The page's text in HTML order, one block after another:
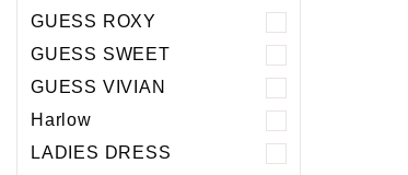
GUESS ROXY
GUESS SWEET
GUESS VIVIAN
Harlow
LADIES DRESS